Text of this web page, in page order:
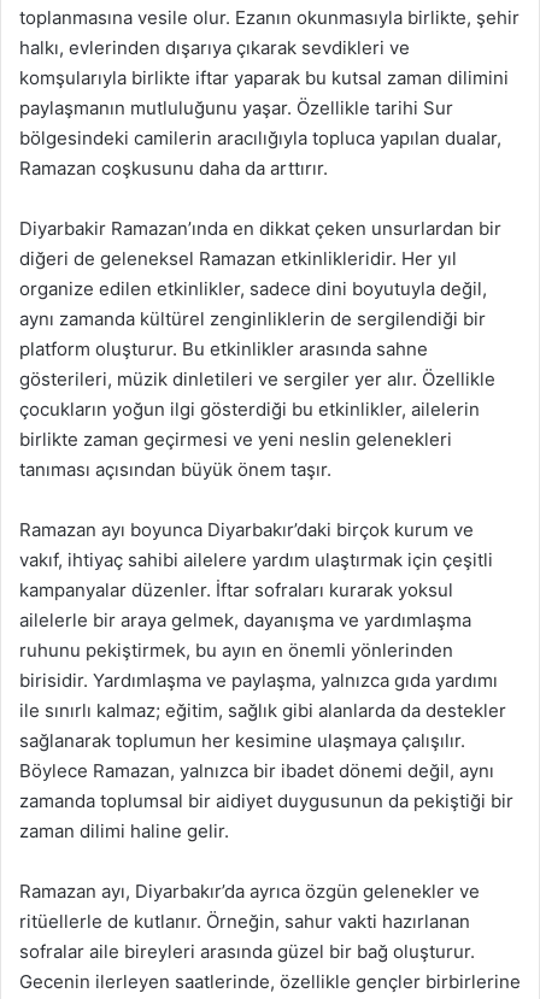
toplanmasına vesile olur. Ezanın okunmasıyla birlikte, şehir
halkı, evlerinden dışarıya çıkarak sevdikleri ve
komşularıyla birlikte iftar yaparak bu kutsal zaman dilimini
paylaşmanın mutluluğunu yaşar. Özellikle tarihi Sur
bölgesindeki camilerin aracılığıyla topluca yapılan dualar,
Ramazan coşkusunu daha da arttırır.
Diyarbakir Ramazan’ında en dikkat çeken unsurlardan bir
diğeri de geleneksel Ramazan etkinlikleridir. Her yıl
organize edilen etkinlikler, sadece dini boyutuyla değil,
aynı zamanda kültürel zenginliklerin de sergilendiği bir
platform oluşturur. Bu etkinlikler arasında sahne
gösterileri, müzik dinletileri ve sergiler yer alır. Özellikle
çocukların yoğun ilgi gösterdiği bu etkinlikler, ailelerin
birlikte zaman geçirmesi ve yeni neslin gelenekleri
tanıması açısından büyük önem taşır.
Ramazan ayı boyunca Diyarbakır’daki birçok kurum ve
vakıf, ihtiyaç sahibi ailelere yardım ulaştırmak için çeşitli
kampanyalar düzenler. İftar sofraları kurarak yoksul
ailelerle bir araya gelmek, dayanışma ve yardımlaşma
ruhunu pekiştirmek, bu ayın en önemli yönlerinden
birisidir. Yardımlaşma ve paylaşma, yalnızca gıda yardımı
ile sınırlı kalmaz; eğitim, sağlık gibi alanlarda da destekler
sağlanarak toplumun her kesimine ulaşmaya çalışılır.
Böylece Ramazan, yalnızca bir ibadet dönemi değil, aynı
zamanda toplumsal bir aidiyet duygusunun da pekiştiği bir
zaman dilimi haline gelir.
Ramazan ayı, Diyarbakır’da ayrıca özgün gelenekler ve
ritüellerle de kutlanır. Örneğin, sahur vakti hazırlanan
sofralar aile bireyleri arasında güzel bir bağ oluşturur.
Gecenin ilerleyen saatlerinde, özellikle gençler birbirlerine